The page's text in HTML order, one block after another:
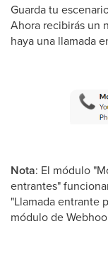
Guarda tu
Ahora recibirás un
haya una llamada
Nota: El módulo
entrantes"
"Llamada entrante
módulo de